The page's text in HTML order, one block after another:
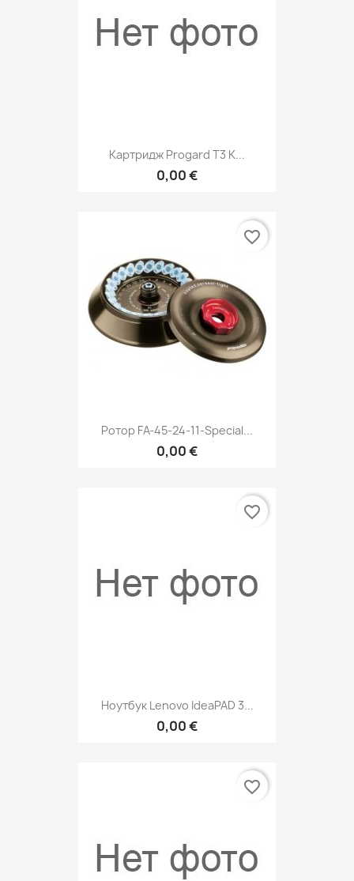
Картридж Progard Т3 К...
0,00 €
Ротор FA-45-24-11-Special...
0,00 €
favorite_border
Ноутбук Lenovo IdeaPAD 3...
0,00 €
favorite_border
favorite_border